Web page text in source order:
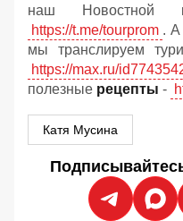
наш Новостной
https://t.me/tourprom . А
мы транслируем
https://max.ru/
полезные рецепты -
Катя Мусина